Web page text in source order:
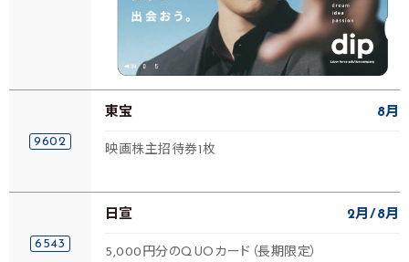
9602
東宝 8月
映画株主招待券1枚
6543
日宣 2月 8月
5,000円分のQUOカード（長期限定）